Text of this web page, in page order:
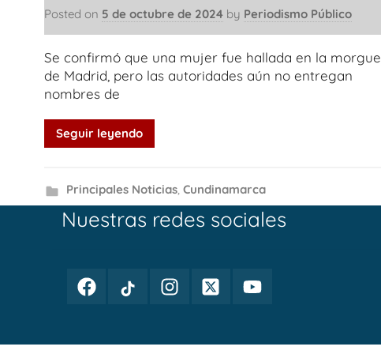
Posted on 5 de octubre de 2024 by Periodismo Público
Se confirmó que una mujer fue hallada en la morgue
de Madrid, pero las autoridades aún no entregan
nombres de
Seguir leyendo
Principales Noticias, Cundinamarca
Nuestras redes sociales
FacebookTikTok
InstagramTwitterYoutube